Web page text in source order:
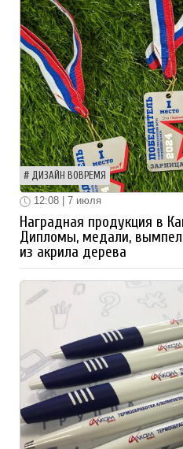
ДИЗАЙН ВОВРЕМЯ
12:08 | 7 июля
Наградная продукция в
Дипломы, медали,
из акрила дерева